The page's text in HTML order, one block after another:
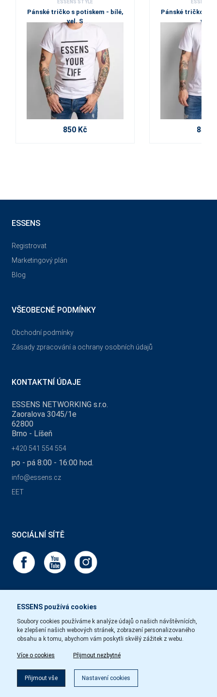
ESSENS STYLE
Pánské tričko s potiskem - bílé,
vel. S
850 Kč
ESSENS
Pánské tričko s
vel. S
850
ESSENS používá cookies
Soubory cookies používáme k analýze údajů o našich návštěvnících,
ke zlepšení našich webových stránek, zobrazení personalizovaného
obsahu a k tomu, abychom vám poskytli skvělý zážitek z webu.
Více o cookies Přijmout nezbytné
Přijmout vše Nastavení cookies
ESSENS
Registrovat
Marketingový plán
Blog
VŠEOBECNÉ PODMÍNKY
Obchodní podmínky
Zásady zpracování a ochrany osobních údajů
KONTAKTNÍ ÚDAJE
ESSENS NETWORKING s.r.o.
Zaoralova 3045/1e
62800
Brno - Líšeň
+420 541 554 554
po - pá 8:00 - 16:00 hod.
info@essens.cz
EET
SOCIÁLNÍ SÍTĚ